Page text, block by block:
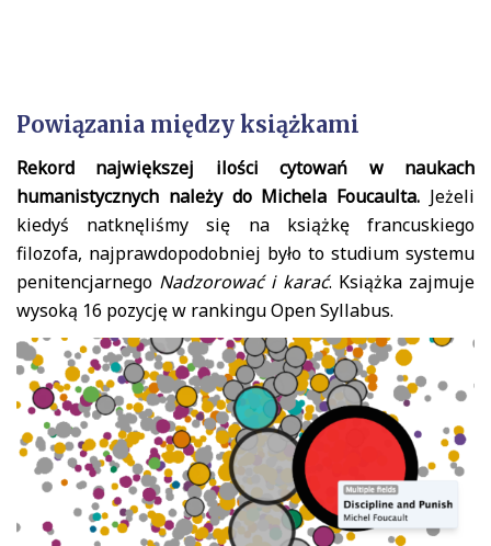
Powiązania między książkami
Rekord największej ilości cytowań w naukach
humanistycznych należy do Michela Foucaulta. Jeżeli
kiedyś natknęliśmy się na książkę francuskiego
filozofa, najprawdopodobniej było to studium systemu
penitencjarnego Nadzorować i karać. Książka zajmuje
wysoką 16 pozycję w rankingu Open Syllabus.